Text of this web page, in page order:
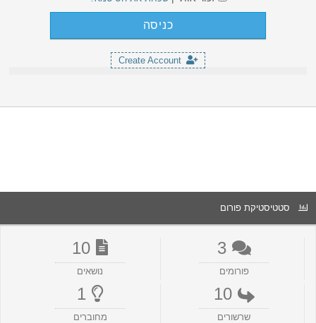
סטטיסטיקת פורום
3
פורומים
10
נושאים
10
שרשורים
1
מחוברים